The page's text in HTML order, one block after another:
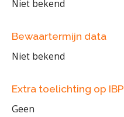
Niet bekend
Bewaartermijn data
Niet bekend
Extra toelichting op IBP
Geen